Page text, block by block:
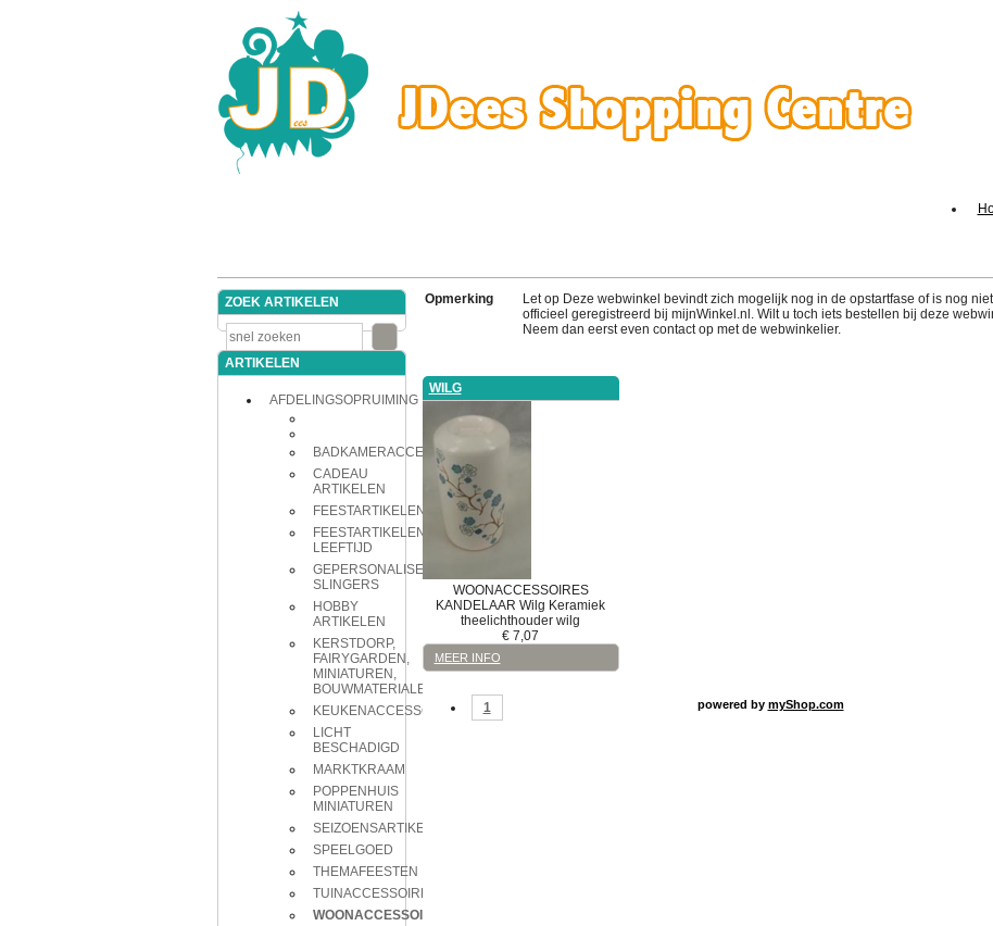
ZOEK ARTIKELEN
ARTIKELEN
AFDELINGSOPRUIMING
BADKAMERACCESSOIRES
CADEAU
ARTIKELEN
FEESTARTIKELEN
FEESTARTIKELEN
LEEFTIJD
GEPERSONALISEERDE
SLINGERS
HOBBY
ARTIKELEN
KERSTDORP,
FAIRYGARDEN,
MINIATUREN,
BOUWMATERIALEN
KEUKENACCESSOIRES
LICHT
BESCHADIGD
MARKTKRAAM
POPPENHUIS
MINIATUREN
SEIZOENSARTIKELEN
SPEELGOED
THEMAFEESTEN
TUINACCESSOIRES
WOONACCESSOIRES
Opmerking
Let op Deze webwinkel bevindt zich mogelijk nog in de opstartfase of is nog niet
officieel geregistreerd bij mijnWinkel.nl. Wilt u toch iets bestellen bij deze
Neem dan eerst even contact op met de webwinkelier.
WILG
WOONACCESSOIRES
KANDELAAR Wilg Keramiek
theelichthouder wilg
€7,07
MEER INFO
1 powered by myShop.com